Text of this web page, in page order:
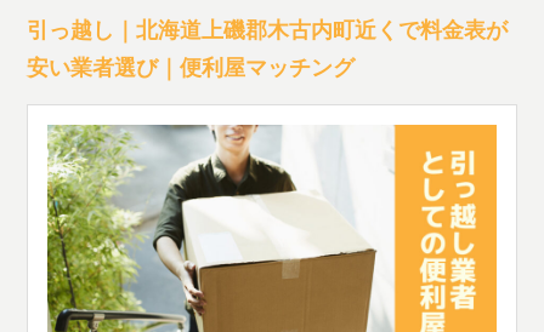
引っ越し｜北海道上磯郡木古内町近くで料金表が
安い業者選び｜便利屋マッチング